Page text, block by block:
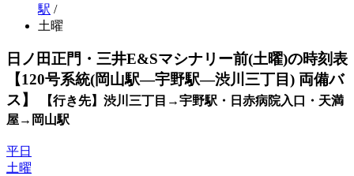
駅 /
土曜
日ノ田正門・三井E&Sマシナリー前(土曜)の時刻表
【120号系統(岡山駅―宇野駅―渋川三丁目) 両備バ
ス】
【行き先】渋川三丁目→宇野駅・日赤病院入口・天満
屋→岡山駅
平日
土曜